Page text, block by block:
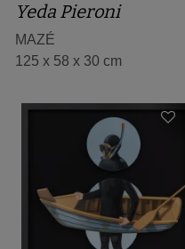
Yeda Pieroni
MAZÉ
125 x 58 x 30 cm